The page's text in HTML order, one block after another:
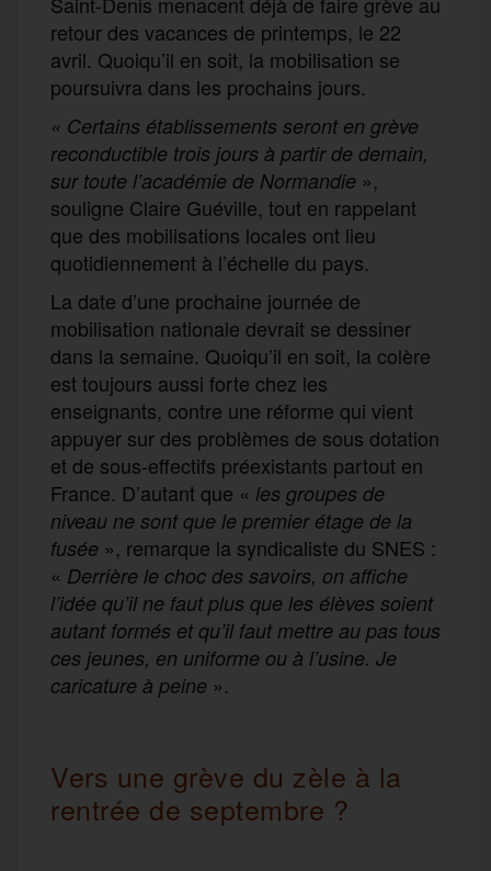
retour des vacances de printemps, le 22
avril. Quoiqu’il en soit, la mobilisation se
poursuivra dans les prochains jours.
« Certains établissements seront en grève
reconductible trois jours à partir de demain,
sur toute l’académie de Normandie »,
souligne Claire Guéville, tout en rappelant
que des mobilisations locales ont lieu
quotidiennement à l’échelle du pays.
La date d’une prochaine journée de
mobilisation nationale devrait se dessiner
dans la semaine. Quoiqu’il en soit, la colère
est toujours aussi forte chez les
enseignants, contre une réforme qui vient
appuyer sur des problèmes de sous dotation
et de sous-effectifs préexistants partout en
France. D’autant que « les groupes de
niveau ne sont que le premier étage de la
fusée », remarque la syndicaliste du SNES :
« Derrière le choc des savoirs, on affiche
l’idée qu’il ne faut plus que les élèves soient
autant formés et qu’il faut mettre au pas tous
ces jeunes, en uniforme ou à l’usine. Je
caricature à peine ».
Vers une grève du zèle à la
rentrée de septembre ?